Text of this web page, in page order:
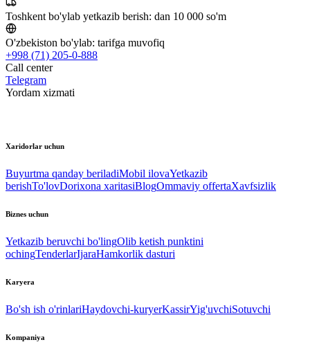
Toshkent bo'ylab yetkazib berish: dan 10 000 so'm
O'zbekiston bo'ylab: tarifga muvofiq
+998 (71) 205-0-888
Call center
Telegram
Yordam xizmati
Xaridorlar uchun
Buyurtma qanday beriladiMobil ilovaYetkazib
berishTo'lovDorixona xaritasiBlogOmmaviy offertaXavfsizlik
Biznes uchun
Yetkazib beruvchi bo'lingOlib ketish punktini
ochingTenderlarIjaraHamkorlik dasturi
Karyera
Bo'sh ish o'rinlariHaydovchi-kuryerKassirYig'uvchiSotuvchi
Kompaniya